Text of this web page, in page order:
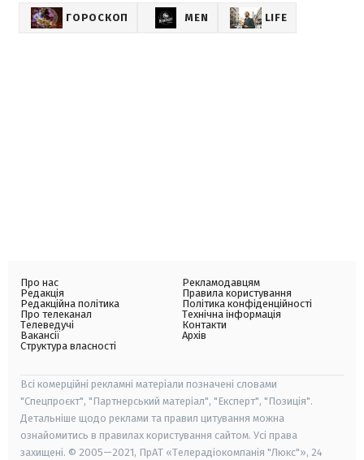
ГОРОСКОП MEN LIFE
Про нас
Редакція
Редакційна політика
Про телеканал
Телеведучі
Вакансії
Структура власності
Рекламодавцям
Правила користування
Політика конфіденційності
Технічна інформація
Контакти
Архів
Всі комерційні рекламні матеріали позначені словами
"Спецпроєкт", "Партнерський матеріал", "Експерт", "Позиція".
Детальніше щодо реклами та правил цитування можна
ознайомитись в правилах користування сайтом. Усі права
захищені. © 2005—2021, ПрАТ «Телерадіокомпанія "Люкс"», 24